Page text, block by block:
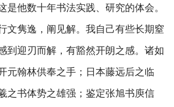
是他数十年书法实践、研究的体会。
文隽逸，阐见解。我自己有些长期窒
到迎刃而解，有豁然开朗之感。诸如
元翰林供奉之手；日本藤远后之临
之书体势之雄强；鉴定张旭书庾信